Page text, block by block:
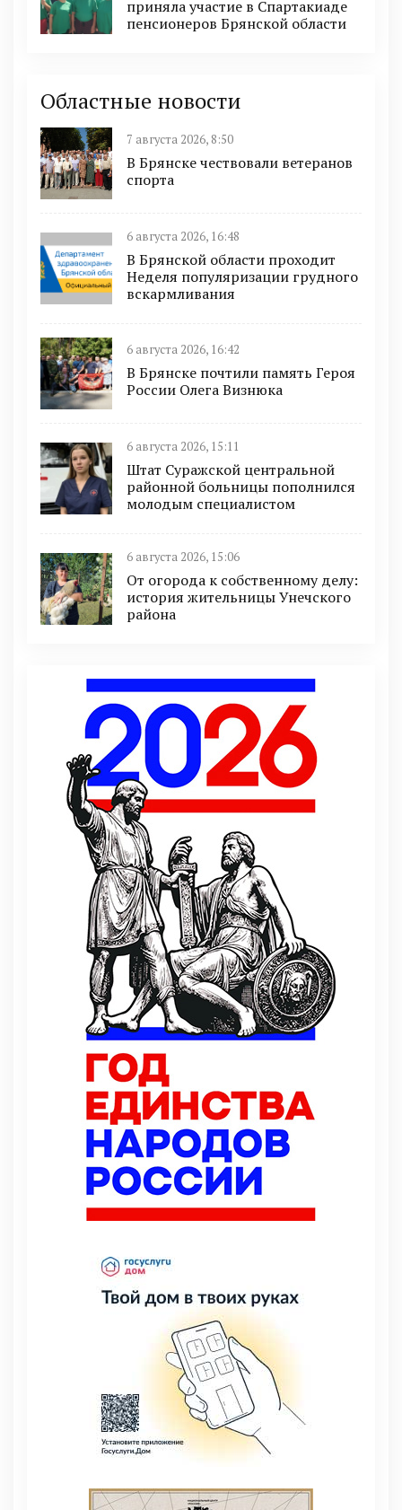
приняла участие в Спартакиаде
пенсионеров Брянской области
Областные новости
7 августа 2026, 8:50
В Брянске чествовали ветеранов
спорта
6 августа 2026, 16:48
В Брянской области проходит
Неделя популяризации грудного
вскармливания
6 августа 2026, 16:42
В Брянске почтили память Героя
России Олега Визнюка
6 августа 2026, 15:11
Штат Суражской центральной
районной больницы пополнился
молодым специалистом
6 августа 2026, 15:06
От огорода к собственному делу:
история жительницы Унечского
района